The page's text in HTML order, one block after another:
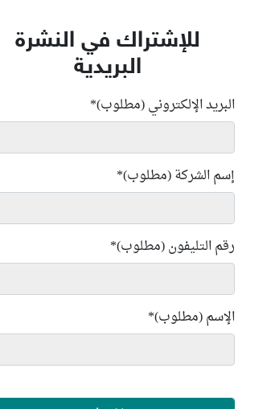
للإشتراك في النشرة
البريدية
البريد الإلكتروني (مطلوب)*
إسم الشركة (مطلوب)*
رقم التليفون (مطلوب)*
الإسم (مطلوب)*